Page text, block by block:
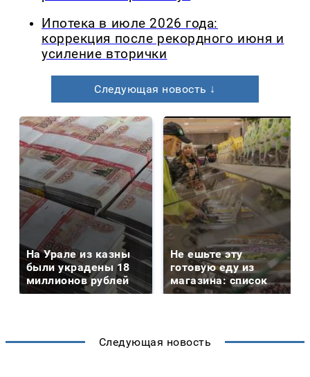
Ипотека в июле 2026 года:
коррекция после рекордного июня и
усиление вторички
Следующая новость ↓
На Урале из казны
были украдены 18
миллионов рублей
Не ешьте эту
готовую еду из
магазина: список
Следующая новость